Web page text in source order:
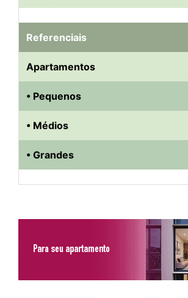
Referenciais
Apartamentos
• Pequenos
• Médios
• Grandes